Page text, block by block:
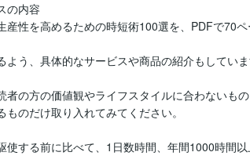
の内容
産性を高めるための時短術100選を、PDFで70ペ
よう、具体的なサービスや商品の紹介もしていま
者の方の価値観やライフスタイルに合わないもの
ものだけ取り入れてみてください。
使する前に比べて、1日数時間、年間1000時間以